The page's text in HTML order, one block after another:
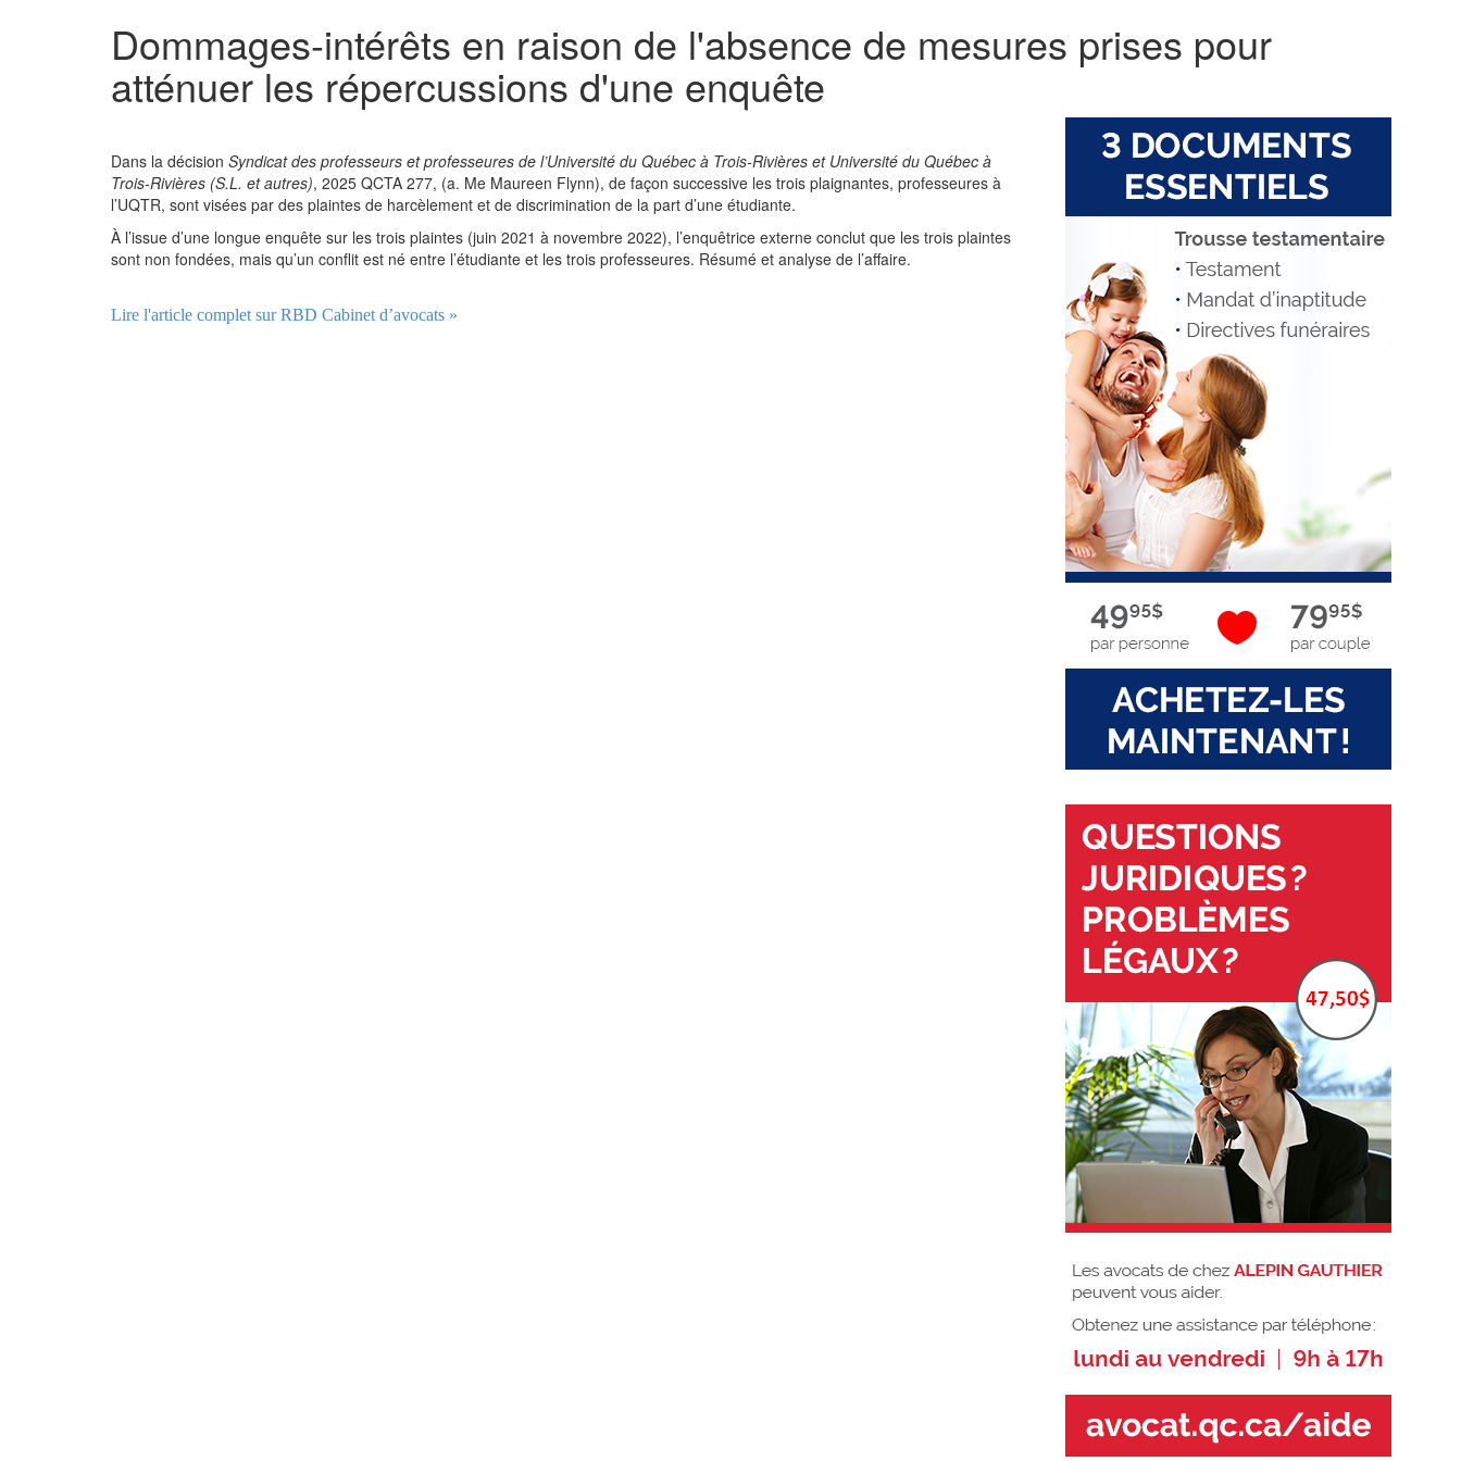
Dommages-intérêts en raison de l'absence de mesures prises pour
atténuer les répercussions d'une enquête
Dans la décision Syndicat des professeurs et professeures de l’Université du Québec à Trois-Rivières et Université du Québec à
Trois-Rivières (S.L. et autres), 2025 QCTA 277, (a. Me Maureen Flynn), de façon successive les trois plaignantes, professeures à
l’UQTR, sont visées par des plaintes de harcèlement et de discrimination de la part d’une étudiante.
À l’issue d’une longue enquête sur les trois plaintes (juin 2021 à novembre 2022), l’enquêtrice externe conclut que les trois plaintes
sont non fondées, mais qu’un conflit est né entre l’étudiante et les trois professeures. Résumé et analyse de l’affaire.
Lire l'article complet sur RBD Cabinet d’avocats »